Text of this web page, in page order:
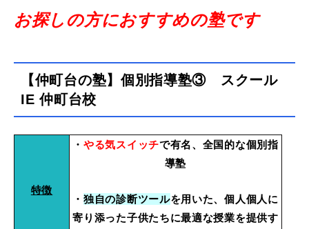
お探しの方におすすめの塾です
【仲町台の塾】個別指導塾③ スクール
IE 仲町台校
特徴
・やる気スイッチで有名、全国的な個別指
導塾
・独自の診断ツールを用いた、個人個人に
寄り添った子供たちに最適な授業を提供す